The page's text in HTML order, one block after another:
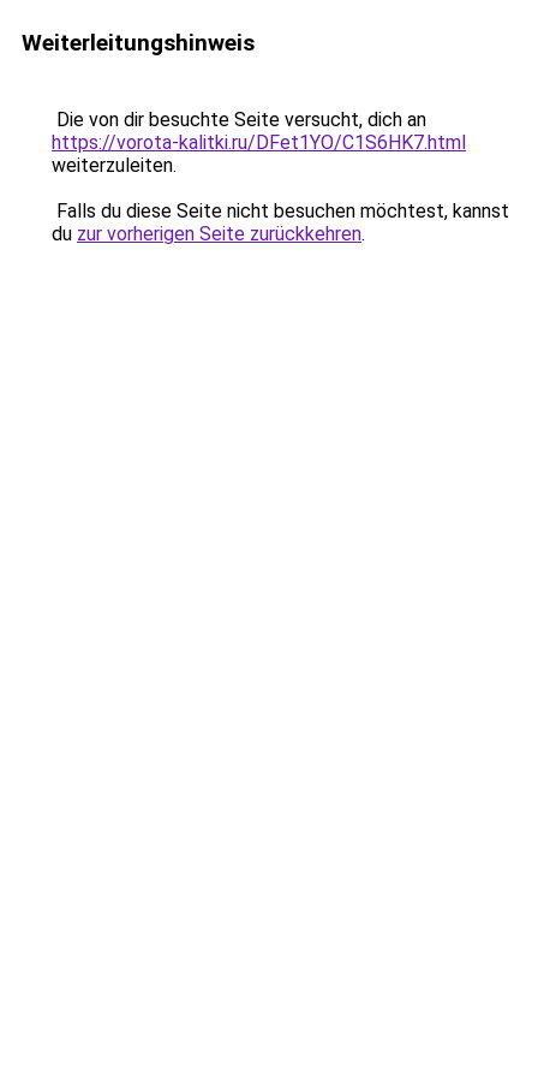
Weiterleitungshinweis
Die von dir besuchte Seite versucht, dich an
https://vorota-kalitki.ru/DFet1YO/C1S6HK7.html
weiterzuleiten.
Falls du diese Seite nicht besuchen möchtest, kannst
du zur vorherigen Seite zurückkehren.